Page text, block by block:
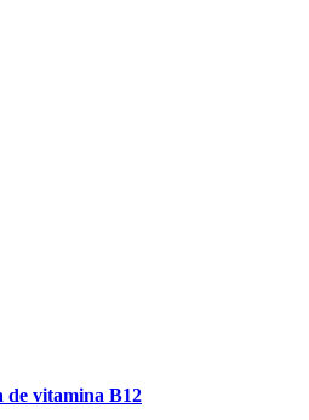
de vitamina B12